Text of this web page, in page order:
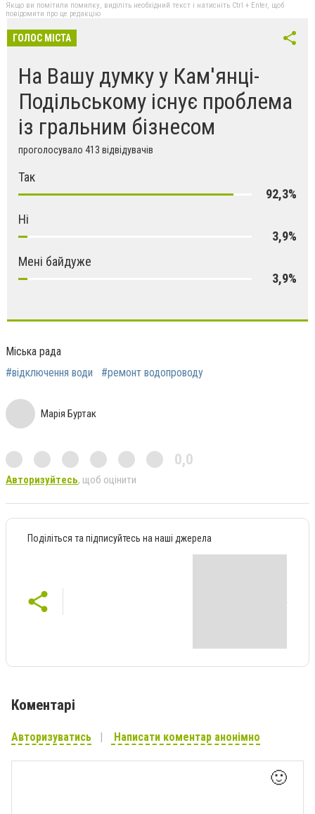
Якщо ви помітили помилку, виділіть необхідний текст і натисніть Ctrl + Enter, щоб
повідомити про це редакцію
ГОЛОС МІСТА
На Вашу думку у Кам'янці-
Подільському існує проблема
із гральним бізнесом
проголосувало 413 відвідувачів
Так
92,3%
Ні
3,9%
Мені байдуже
3,9%
Міська рада
#відключення води
#ремонт водопроводу
Марія Буртак
0,0
Авторизуйтесь, щоб оцінити
Поділіться та підписуйтесь на наші джерела
Коментарі
Авторизуватись Написати коментар анонімно
🙂